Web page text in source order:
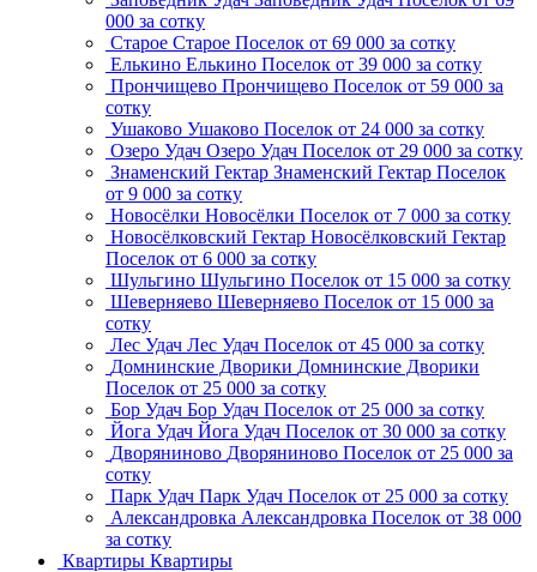
000 за сотку
Старое Старое Поселок от 69 000 за сотку
Елькино Елькино Поселок от 39 000 за сотку
Прончищево Прончищево Поселок от 59 000 за
сотку
Ушаково Ушаково Поселок от 24 000 за сотку
Озеро Удач Озеро Удач Поселок от 29 000 за сотку
Знаменский Гектар Знаменский Гектар Поселок
от 9 000 за сотку
Новосёлки Новосёлки Поселок от 7 000 за сотку
Новосёлковский Гектар Новосёлковский Гектар
Поселок от 6 000 за сотку
Шульгино Шульгино Поселок от 15 000 за сотку
Шеверняево Шеверняево Поселок от 15 000 за
сотку
Лес Удач Лес Удач Поселок от 45 000 за сотку
Домнинские Дворики Домнинские Дворики
Поселок от 25 000 за сотку
Бор Удач Бор Удач Поселок от 25 000 за сотку
Йога Удач Йога Удач Поселок от 30 000 за сотку
Дворяниново Дворяниново Поселок от 25 000 за
сотку
Парк Удач Парк Удач Поселок от 25 000 за сотку
Александровка Александровка Поселок от 38 000
за сотку
Квартиры Квартиры